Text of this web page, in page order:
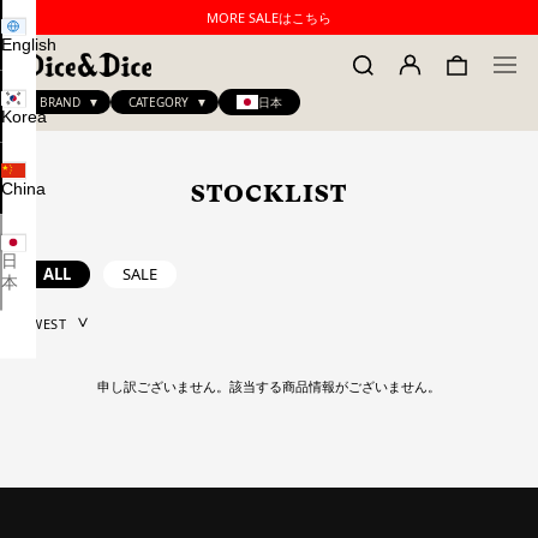
MORE SALEはこちら
BRAND CATEGORY 日本
English
Korea
China
日
本
STOCKLIST
ALL SALE
申し訳ございません。該当する商品情報がございません。